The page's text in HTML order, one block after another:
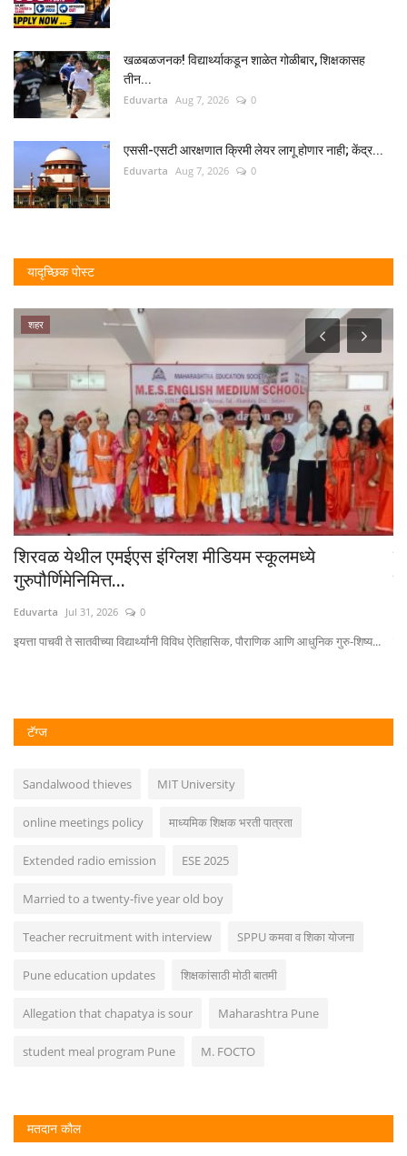
खळबळजनक! विद्यार्थ्याकडून शाळेत गोळीबार, शिक्षकासह
तीन...
Eduvarta Aug 7, 2026 0
एससी-एसटी आरक्षणात क्रिमी लेयर लागू होणार नाही; केंद्र...
Eduvarta Aug 7, 2026 0
यादृच्छिक पोस्ट
शहर
शिरवळ येथील एमईएस इंग्लिश मीडियम स्कूलमध्ये
गुरुपौर्णिमेनिमित्त...
Eduvarta Jul 31, 2026 0
इयत्ता पाचवी ते सातवीच्या विद्यार्थ्यांनी विविध ऐतिहासिक, पौराणिक आणि आधुनिक गुरु-शिष्य...
टॅग्ज
Sandalwood thieves MIT University
online meetings policy माध्यमिक शिक्षक भरती पात्रता
Extended radio emission ESE 2025
Married to a twenty-five year old boy
Teacher recruitment with interview SPPU कमवा व शिका योजना
Pune education updates शिक्षकांसाठी मोठी बातमी
Allegation that chapatya is sour Maharashtra Pune
student meal program Pune M. FOCTO
मतदान कौल